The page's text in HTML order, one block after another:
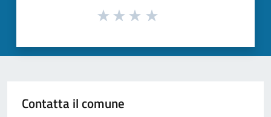
Contatta il comune